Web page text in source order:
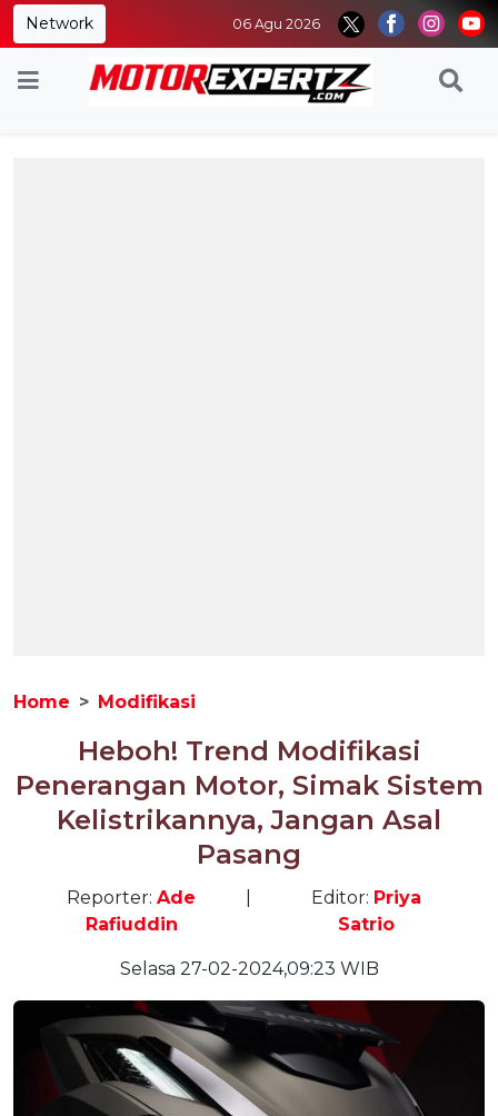
Network 06 Agu 2026
Home Modifikasi
Heboh! Trend Modifikasi
Penerangan Motor, Simak Sistem
Kelistrikannya, Jangan Asal
Pasang
Reporter: Ade
Rafiuddin
Editor: Priya
Satrio
Selasa 27-02-2024,09:23 WIB